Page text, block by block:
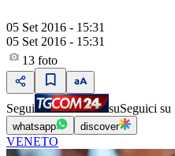
05 Set 2016 - 15:31
05 Set 2016 - 15:31
13 foto
Segui suSeguici su
whatsapp discover
VENETO